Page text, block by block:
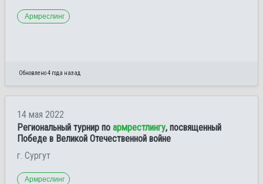
Армреслинг
Обновлено 4 года назад
14 мая 2022
Региональный турнир по армрестлингу, посвященный
Победе в Великой Отечественной войне
г. Сургут
Армреслинг